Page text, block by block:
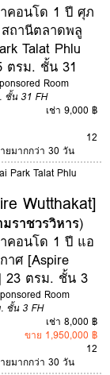
คอนโด 1 ปี ศุภ
ถานีตลาดพลู
Talat Phlu
ตรม. ชั้น 31
Room
ชั้น 31 FH
เช่า 9,000 ฿
12
ยมากกว่า 30 วัน
Park Talat Phlu
Wutthakat]
ราชวรวิหาร)
คอนโด 1 ปี แอ
าศ [Aspire
23 ตรม. ชั้น 3
Room
ชั้น 3 FH
เช่า 8,000 ฿
ขาย 1,950,000 ฿
12
ยมากกว่า 30 วัน